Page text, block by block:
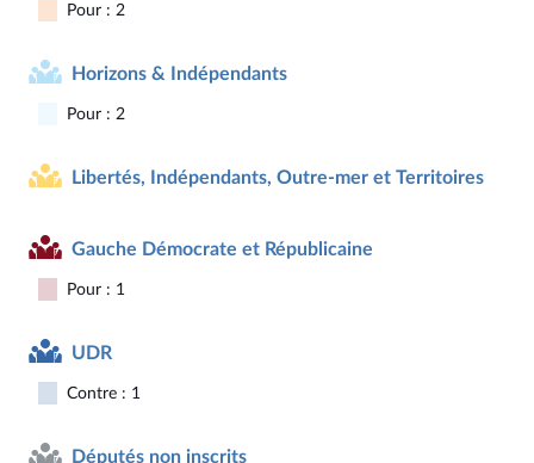
Pour : 2
Horizons & Indépendants
Pour : 2
Libertés, Indépendants, Outre-mer et Territoires
Gauche Démocrate et Républicaine
Pour : 1
UDR
Contre : 1
Députés non inscrits